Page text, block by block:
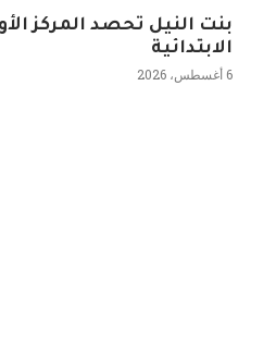
بنت النيل تحصد المركز
الابتدائية
6 أغسطس، 2026